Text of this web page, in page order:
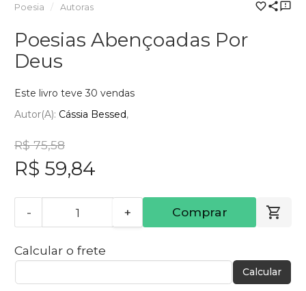
Poesia Autoras
Poesias Abençoadas Por
Deus
Este livro teve 30 vendas
Autor(a): Cássia Bessed
R$ 75,58
R$ 59,84
- + Comprar
Calcular o frete
Calcular